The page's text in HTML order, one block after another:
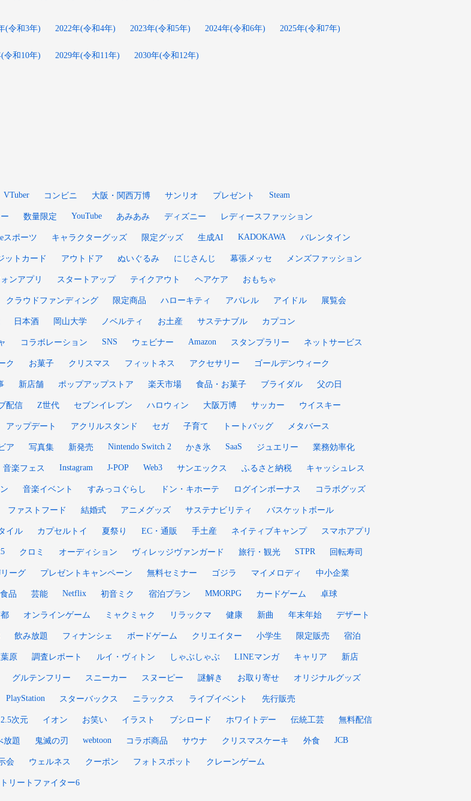
(令和3年) 2022年(令和4年) 2023年(令和5年) 2024年(令和6年) 2025年(令和7年)
令和10年) 2029年(令和11年) 2030年(令和12年)
VTuber コンビニ 大阪・関西万博 サンリオ プレゼント Steam
数量限定 YouTube あみあみ ディズニー レディースファッション
eスポーツ キャラクターグッズ 限定グッズ 生成AI KADOKAWA バレンタイン
ットカード アウトドア ぬいぐるみ にじさんじ 幕張メッセ メンズファッション
ンアプリ スタートアップ テイクアウト ヘアケア おもちゃ
クラウドファンディング 限定商品 ハローキティ アパレル アイドル 展覧会
日本酒 岡山大学 ノベルティ お土産 サステナブル カプコン
コラボレーション SNS ウェビナー Amazon スタンプラリー ネットサービス
ク お菓子 クリスマス フィットネス アクセサリー ゴールデンウィーク
新店舗 ポップアップストア 楽天市場 食品・お菓子 ブライダル 父の日
配信 Z世代 セブンイレブン ハロウィン 大阪万博 サッカー ウイスキー
アップデート アクリルスタンド セガ 子育て トートバッグ メタバース
ア 写真集 新発売 Nintendo Switch 2 かき氷 SaaS ジュエリー 業務効率化
音楽フェス Instagram J-POP Web3 サンエックス ふるさと納税 キャッシュレス
音楽イベント すみっコぐらし ドン・キホーテ ログインボーナス コラボグッズ
ファストフード 結婚式 アニメグッズ サステナビリティ バスケットボール
イル カプセルトイ 夏祭り EC・通販 手土産 ネイティブキャンプ スマホアプリ
クロミ オーディション ヴィレッジヴァンガード 旅行・観光 STPR 回転寿司
リーグ プレゼントキャンペーン 無料セミナー ゴジラ マイメロディ 中小企業
品 芸能 Netflix 初音ミク 宿泊プラン MMORPG カードゲーム 卓球
オンラインゲーム ミャクミャク リラックマ 健康 新曲 年末年始 デザート
飲み放題 フィナンシェ ボードゲーム クリエイター 小学生 限定販売 宿泊
原 調査レポート ルイ・ヴィトン しゃぶしゃぶ LINEマンガ キャリア 新店
グルテンフリー スニーカー スヌーピー 謎解き お取り寄せ オリジナルグッズ
PlayStation スターバックス ニラックス ライブイベント 先行販売
2.5次元 イオン お笑い イラスト ブシロード ホワイトデー 伝統工芸 無料配信
放題 鬼滅の刃 webtoon コラボ商品 サウナ クリスマスケーキ 外食 JCB
会 ウェルネス クーポン フォトスポット クレーンゲーム
リートファイター6